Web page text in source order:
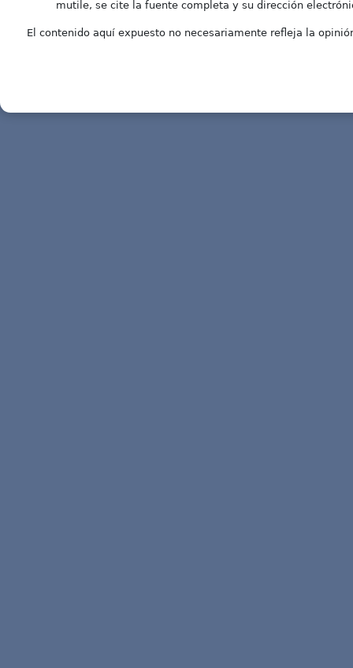
mutile, se cite la fuente completa y su dirección
El contenido aquí expuesto no necesariamente refleja la